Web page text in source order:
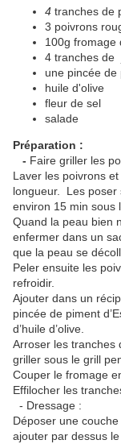
4 tranches de
3 poivrons
100g
4 tranches de
une pincée de
huile d'olive
fleur de sel
salade
Préparation :
- Faire griller les
Laver les poivrons
longueur. Les poser
environ 15 min sous
Quand la peau bien
enfermer dans un
que la peau se
Peler ensuite les
refroidir.
Ajouter dans un
pincée de piment
d’huile d’olive.
Arroser les tranches
griller sous le grill
Couper le fromage
Effilocher les
- Dressage :
Déposer une
ajouter par dessus